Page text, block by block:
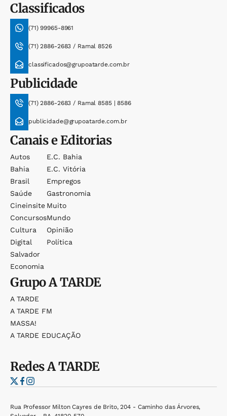
Classificados
(71) 99965-8961
(71) 2886-2683 / Ramal 8526
classificados@grupoatarde.com.br
Publicidade
(71) 2886-2683 / Ramal 8585 | 8586
publicidade@grupoatarde.com.br
Canais e Editorias
Autos
Bahia
Brasil
Saúde
Cineinsite
Concursos
Cultura
Digital
Salvador
Economia
E.c. Bahia
E.c. Vitória
Empregos
Gastronomia
Muito
Mundo
Opinião
Política
GrupoA TARDE
A TARDE
A TARDE FM
MASSA!
A TARDE EDUCAÇÃO
RedesA TARDE
Rua Professor Milton Cayres de Brito, 204 - Caminho das Árvores,